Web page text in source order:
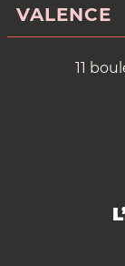
VALENCE
11